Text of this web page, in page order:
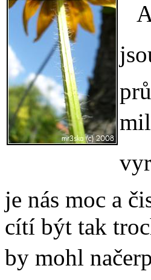
je nás moc a
cítí být tak
by mohl